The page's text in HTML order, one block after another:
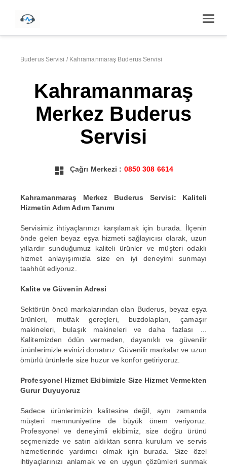
Buderus Servisi / Kahramanmaraş Buderus Servisi
Kahramanmaraş
Merkez Buderus
Servisi
Çağrı Merkezi : 0850 308 6614
Kahramanmaraş Merkez Buderus Servisi: Kaliteli
Hizmetin Adım Adım Tanımı
Servisimiz ihtiyaçlarınızı karşılamak için burada. İlçenin
önde gelen beyaz eşya hizmeti sağlayıcısı olarak, uzun
yıllardır sunduğumuz kaliteli ürünler ve müşteri odaklı
hizmet anlayışımızla size en iyi deneyimi sunmayı
taahhüt ediyoruz.
Kalite ve Güvenin Adresi
Sektörün öncü markalarından olan Buderus, beyaz eşya
ürünleri, mutfak gereçleri, buzdolapları, çamaşır
makineleri, bulaşık makineleri ve daha fazlası ...
Kalitemizden ödün vermeden, dayanıklı ve güvenilir
ürünlerimizle evinizi donatırız. Güvenilir markalar ve uzun
ömürlü ürünlerle size huzur ve konfor getiriyoruz.
Profesyonel Hizmet Ekibimizle Size Hizmet Vermekten
Gurur Duyuyoruz
Sadece ürünlerimizin kalitesine değil, aynı zamanda
müşteri memnuniyetine de büyük önem veriyoruz.
Profesyonel ve deneyimli ekibimiz, size doğru ürünü
seçmenizde ve satın aldıktan sonra kurulum ve servis
hizmetlerinde yardımcı olmak için burada. Size özel
ihtiyaçlarınızı anlamak ve en uygun çözümleri sunmak